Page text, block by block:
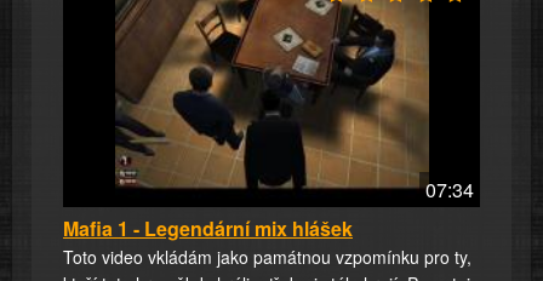
07:34
Mafia 1 - Legendární mix hlášek
Toto video vkládám jako památnou vzpomínku pro ty,